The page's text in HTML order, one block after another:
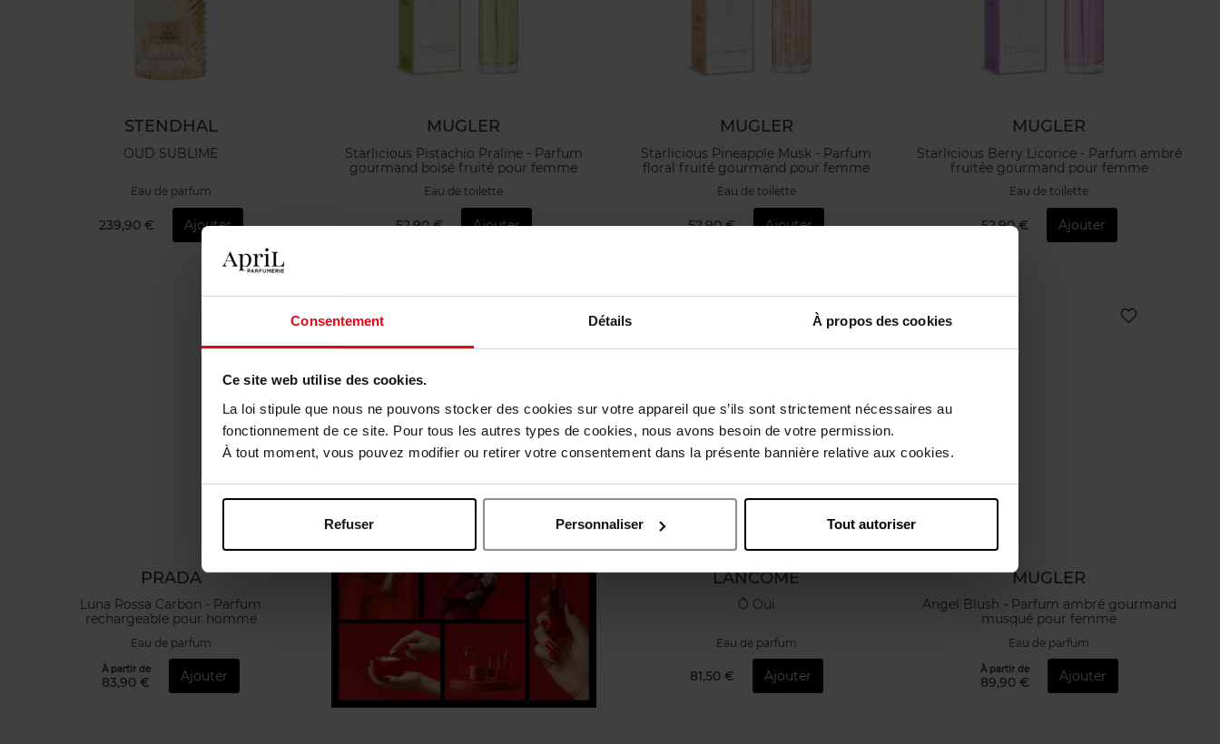
Consentement Détails À propos des cookies
Ce site web utilise des cookies.
La loi stipule que nous ne pouvons stocker des cookies sur votre appareil que s’ils sont strictement nécessaires au
fonctionnement de ce site. Pour tous les autres types de cookies, nous avons besoin de votre permission.
À tout moment, vous pouvez modifier ou retirer votre consentement dans la présente bannière relative aux cookies.
Refuser Personnaliser Tout autoriser
STENDHAL
OUD SUBLIME
Eau de parfum
239,90 € Ajouter
MUGLER
Starlicious Pistachio Praline - Parfum
gourmand boisé fruité pour femme
Eau de toilette
52,90 € Ajouter
MUGLER
Starlicious Pineapple Musk - Parfum
floral fruité gourmand pour femme
Eau de toilette
52,90 € Ajouter
MUGLER
Starlicious Berry Licorice - Parfum ambré
fruitée gourmand pour femme
Eau de toilette
52,90 € Ajouter
PRADA
Luna Rossa Carbon - Parfum
rechargeable pour homme
Eau de parfum
À partir de
83,90 € Ajouter
LANCOME
Ô Oui
Eau de parfum
81,50 € Ajouter
MUGLER
Angel Blush - Parfum ambré gourmand
musqué pour femme
Eau de parfum
À partir de
89,90 € Ajouter